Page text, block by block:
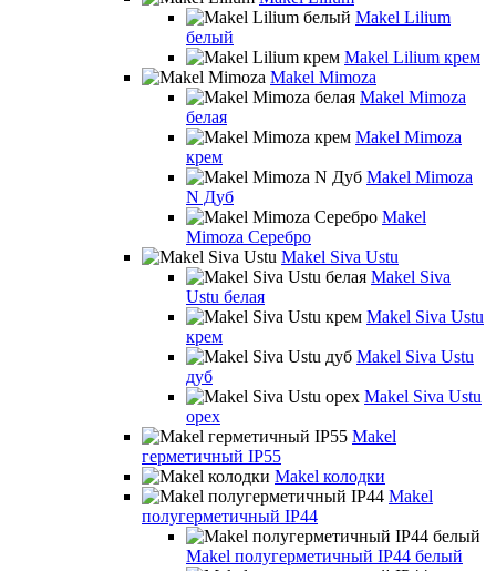
Makel Lilium
белый
Makel Lilium крем
Makel Mimoza
Makel Mimoza
белая
Makel Mimoza
крем
Makel Mimoza
N Дуб
Makel
Mimoza Серебро
Makel Siva Ustu
Makel Siva
Ustu белая
Makel Siva Ustu
крем
Makel Siva Ustu
дуб
Makel Siva Ustu
орех
Makel
герметичный IP55
Makel колодки
Makel
полугерметичный IP44
Makel полугерметичный IP44 белый